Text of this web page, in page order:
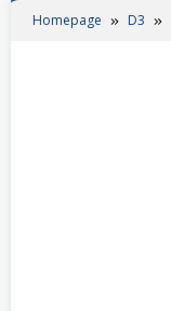
Homepage D3